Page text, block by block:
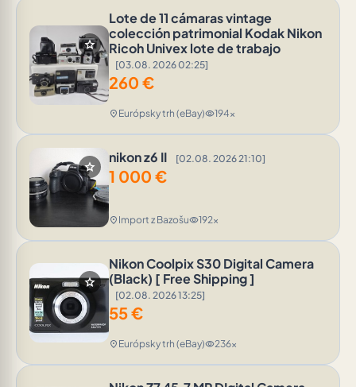
star
Lote de 11 cámaras vintage
colección patrimonial Kodak Nikon
Ricoh Univex lote de trabajo
[03.08. 2026 02:25]
260 €
location_on Európsky trh (eBay)visibility194x
star
nikon z6 II [02.08. 2026 21:10]
1 000 €
location_on Import z Bazošuvisibility192x
star
Nikon Coolpix S30 Digital Camera
(Black) [ Free Shipping ]
[02.08. 2026 13:25]
55€
location_on Európsky trh (eBay)visibility236x